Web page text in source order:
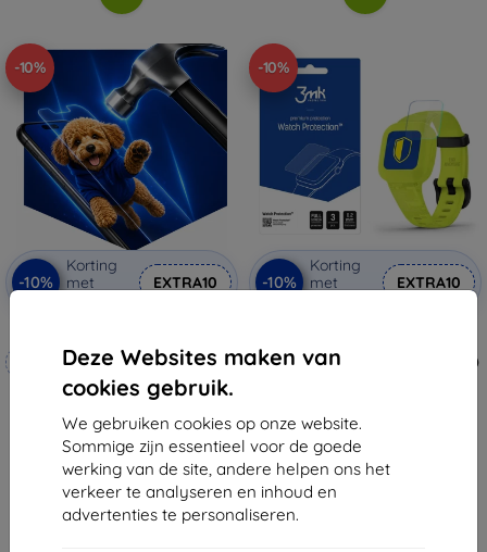
Deze Websites maken van
cookies gebruik.
We gebruiken cookies op onze website.
Sommige zijn essentieel voor de goede
werking van de site, andere helpen ons het
verkeer te analyseren en inhoud en
advertenties te personaliseren.
-10%
-10%
Korting
met
EXTRA10
Op maat gemaakt
€ 20,90
€ 18,80
Op voorraad: 4 stuks
-10%
-10%
Korting
met
EXTRA10
Vivofit jr.3 beschermfolie voor
het hele scherm (5903108525770)
Laatste item op voorraad